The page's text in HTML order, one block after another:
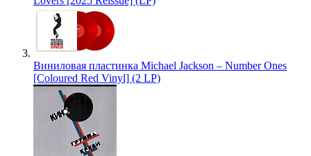
Виниловая пластинка Michael Jackson – Number Ones
[Coloured Red Vinyl] (2 LP)